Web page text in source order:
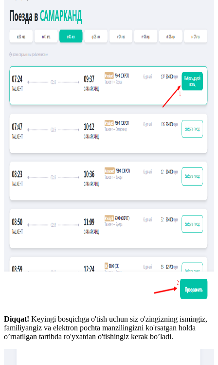
Diqqat! Keyingi bosqichga o'tish uchun siz o'zingizning ismingiz,
familiyangiz va elektron pochta manzilingizni ko'rsatgan holda
o’rnatilgan tartibda ro'yxatdan o'tishingiz kerak bo’ladi.